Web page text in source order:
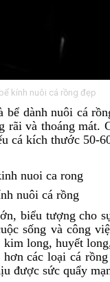
kính nuôi cá rồng đẹp
bể dành nuôi cá
và thoáng mát.
cá kích thước 50-
nuôi cá rồng
biểu tượng cho
sống và công
long, huyết
các loại cá
được sức quẩy